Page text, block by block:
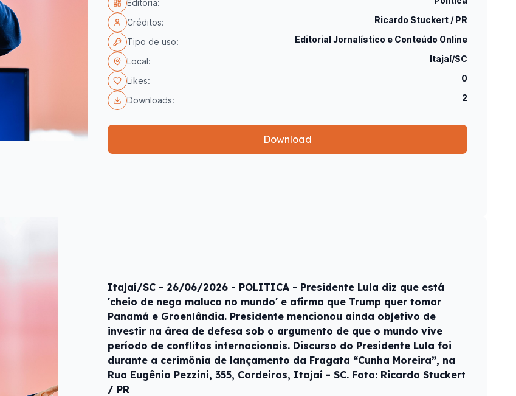
Editoria:
Créditos: Ricardo Stuckert / PR
Tipo de uso: Editorial Jornalístico e Conteúdo Online
Local: Itajaí/SC
Likes: 0
Downloads: 2
Download
Itajaí/SC - 26/06/2026 - POLITICA - Presidente Lula diz que está
'cheio de nego maluco no mundo' e afirma que Trump quer tomar
Panamá e Groenlândia. Presidente mencionou ainda objetivo de
investir na área de defesa sob o argumento de que o mundo vive
período de conflitos internacionais. Discurso do Presidente Lula foi
durante a cerimônia de lançamento da Fragata “Cunha Moreira”, na
Rua Eugênio Pezzini, 355, Cordeiros, Itajaí - SC. Foto: Ricardo Stuckert
/ PR